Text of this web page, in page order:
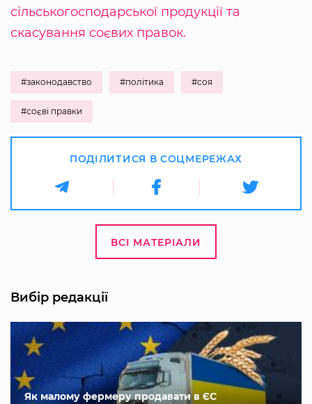
сільськогосподарської продукції та
скасування соєвих правок.
#законодавство #політика #соя
#соєві правки
ПОДІЛИТИСЯ В СОЦМЕРЕЖАХ
ВСІ МАТЕРІАЛИ
Вибір редакції
Як малому фермеру продавати в ЄС